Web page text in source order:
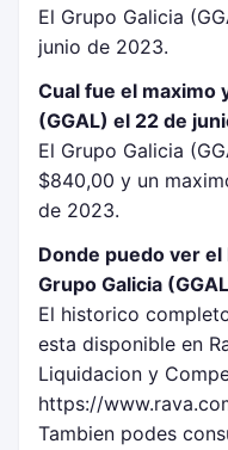
El Grupo Galicia
junio de 2023.
Cual fue el maximo
(GGAL) el 22 de
El Grupo Galicia
$840,00 y un
de 2023.
Donde puedo ver
Grupo Galicia
El historico
esta disponible en
Liquidacion y
https://
Tambien podes